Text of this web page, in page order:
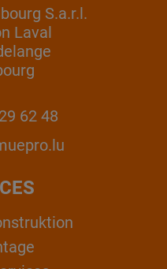
S.a.r.l.
Laval
62 48